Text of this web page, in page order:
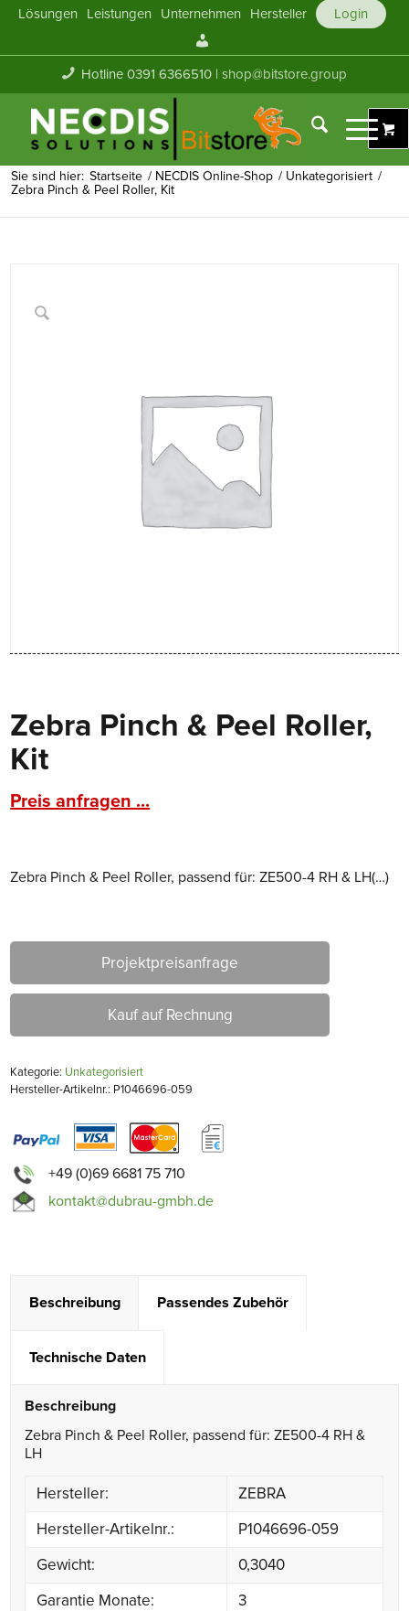
Lösungen Leistungen Unternehmen Hersteller
Login
Konto
Hotline 0391 6366510 |shop@bitstore.group
Sie sind hier: Startseite / NECDIS Online-Shop / Unkategorisiert /
Zebra Pinch & Peel Roller, Kit
Zebra Pinch & Peel Roller,
Kit
Preis anfragen ...
Zebra Pinch & Peel Roller, passend für: ZE500-4 RH & LH(…)
Projektpreisanfrage
Kauf auf Rechnung
Kategorie: Unkategorisiert
Hersteller-Artikelnr.: P1046696-059
+49 (0)69 6681 75 710
kontakt@dubrau-gmbh.de
Beschreibung Passendes Zubehör
Technische Daten
Beschreibung
Zebra Pinch & Peel Roller, passend für: ZE500-4 RH &
LH
Hersteller:
ZEBRA
Hersteller-Artikelnr.:
P1046696-059
Gewicht:
0,3040
Garantie Monate:
3